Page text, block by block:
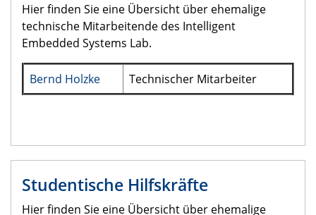
Hier finden Sie eine Übersicht über ehemalige
technische Mitarbeitende des Intelligent
Embedded Systems Lab.
Bernd Holzke Technischer Mitarbeiter
Studentische Hilfskräfte
Hier finden Sie eine Übersicht über ehemalige